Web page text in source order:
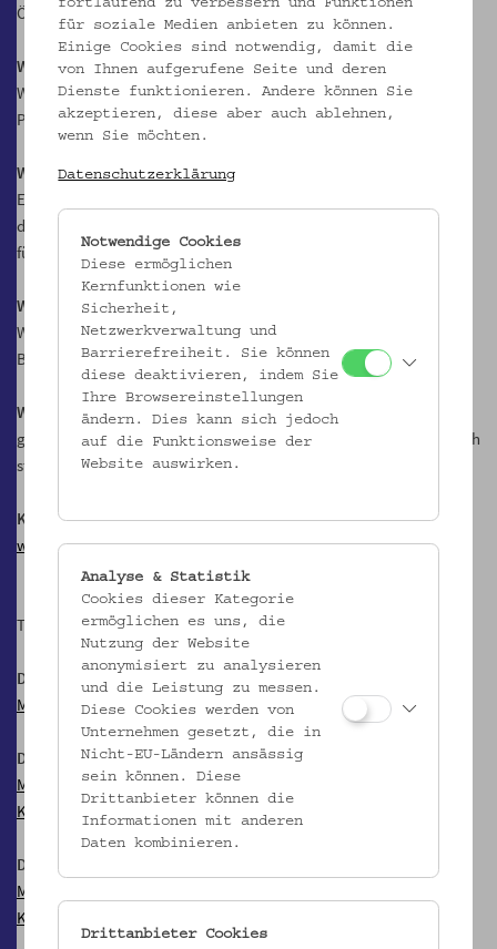
Österreich unterstützen dieses Ziel. Es geht ums Überleben!
Wir wollen wissen
Was sind wirklich wirksame, und was sind Scheinmaßnahmen der
Politik?
Wir sind überzeugt
Es braucht neue, unabhängige und glaubwürdige Institutionen für
den Klimaschutz. Nehmen wir gemeinsam die Politik in die Pflicht,
für einen demokratischen, klimagerechten Wandel.
Wir sind
Wissenschafter*innen, Klimaforscher*innen, Aktivist*innen,
Bürger*innen.
Wir rufen alle dazu auf
gemeinsam mit uns eine solche Institution zu entwerfen, die endlich
staatliche Maßnahmen auf ihre Klimawirksamkeit kontrolliert.
Klimaschutz braucht Kontrolle!
www.klimarechnungshof.jetzt
Termine:
Die Versammlung
Mo, 24.4.2023, 10.00 bis 18.00 Uhr
Die Eingabe
Mo, 8.5.2023, 18.00 bis 22.00 Uhr
Klimarechnungshof.Jetzt! Prüfthemen für den KRH
Die Prüfung
Mo, 5.6.2023, 18.00 bis 21.00 Uhr
Klimarechnungshof.Jetzt! Prüfungen und Empfehlungen 2023
fortlaufend zu verbessern und Funktionen
für soziale Medien anbieten zu können.
Einige Cookies sind notwendig, damit die
von Ihnen aufgerufene Seite und deren
Dienste funktionieren. Andere können Sie
akzeptieren, diese aber auch ablehnen,
wenn Sie möchten.
Datenschutzerklärung
Notwendige Cookies
Diese ermöglichen
Kernfunktionen wie
Sicherheit,
Netzwerkverwaltung und
Barrierefreiheit. Sie können
diese deaktivieren, indem Sie
Ihre Browsereinstellungen
ändern. Dies kann sich jedoch
auf die Funktionsweise der
Website auswirken.
Analyse & Statistik
Cookies dieser Kategorie
ermöglichen es uns, die
Nutzung der Website
anonymisiert zu analysieren
und die Leistung zu messen.
Diese Cookies werden von
Unternehmen gesetzt, die in
Nicht-EU-Ländern ansässig
sein können. Diese
Drittanbieter können die
Informationen mit anderen
Daten kombinieren.
Drittanbieter Cookies